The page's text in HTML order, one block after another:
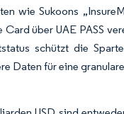
wie Sukoons
über UAE PASS
schützt die
Daten für eine